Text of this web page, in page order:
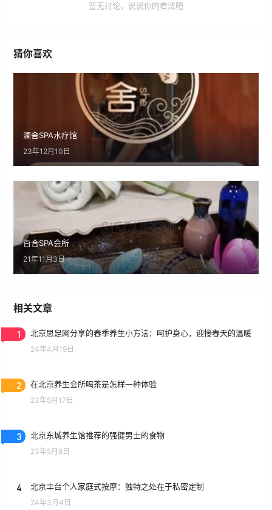
暂无讨论，说说你的看法吧
猜你喜欢
澜舍SPA水疗馆
23年12月10日
百合SPA会所
21年11月3日
相关文章
1 北京思足网分享的春季养生小方法：呵护身心，迎接春天的温暖
24年4月19日
2 在北京养生会所喝茶是怎样一种体验
23年5月17日
3 北京东城养生馆推荐的强健男士的食物
23年5月8日
4 北京丰台个人家庭式按摩：独特之处在于私密定制
24年3月4日